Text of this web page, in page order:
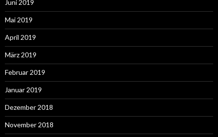
Juni 2019
Mai 2019
April 2019
März 2019
Februar 2019
Januar 2019
Dezember 2018
November 2018